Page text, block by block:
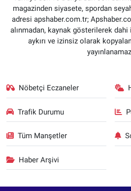
magazinden siyasete, spordan
adresi apshaber.com.tr;
alınmadan, kaynak gösterilerek
aykırı ve izinsiz olarak
Nöbetçi Eczaneler
Trafik Durumu
Tüm Manşetler
Haber Arşivi